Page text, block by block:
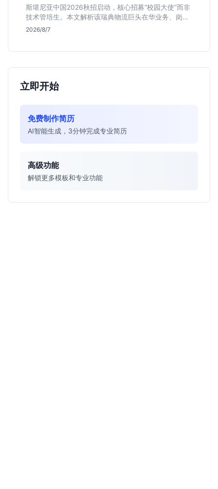
斯堪尼亚中国2026秋招启动，核心招募“校园大使”而非
技术管培生。本文解析该瑞典物流巨头在华业务、岗位
真实职责及不限专业背后的竞争逻辑，助你判断是否值
2026/8/7
立即开始
免费制作简历
AI智能生成，3分钟完成专业简历
高级功能
解锁更多模板和专业功能